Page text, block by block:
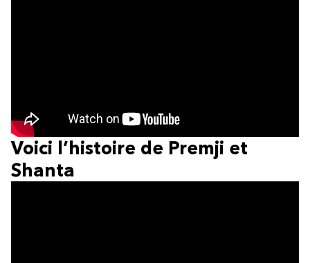
Voici l’histoire de Premji et
Shanta